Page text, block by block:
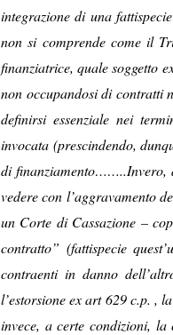
integrazione di una
non si comprende come il
finanziatrice, quale soggetto
non occupandosi di contratti
definirsi essenziale nei
invocata (prescindendo,
di finanziamento……..Invero,
vedere con l’aggravamento
un Corte di Cassazione –
contratto” (fattispecie
contraenti in danno
l’estorsione ex art 629 c.p. ,
invece, a certe condizioni,